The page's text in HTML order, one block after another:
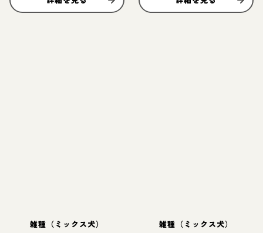
雑種（ミックス犬） 雑種（ミックス犬）